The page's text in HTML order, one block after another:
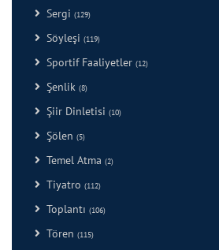
Sergi (129)
Söyleşi (119)
Sportif Faaliyetler (12)
Şenlik (8)
Şiir Dinletisi (10)
Şölen (5)
Temel Atma (2)
Tiyatro (112)
Toplantı (106)
Tören (115)